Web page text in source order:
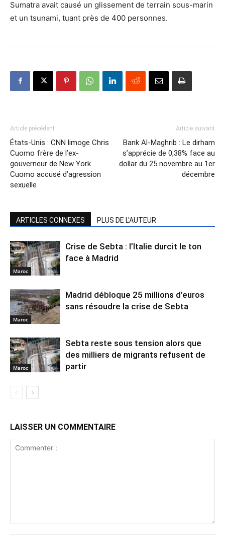
Sumatra avait causé un glissement de terrain sous-marin
et un tsunami, tuant près de 400 personnes.
Article précédent
États-Unis : CNN limoge Chris
Cuomo frère de l’ex-
gouverneur de New York
Cuomo accusé d’agression
sexuelle
Article suivant
Bank Al-Maghrib : Le dirham
s’apprécie de 0,38% face au
dollar du 25 novembre au 1er
décembre
ARTICLES CONNEXES PLUS DE L'AUTEUR
Maroc
Crise de Sebta : l’Italie durcit le ton
face à Madrid
Maroc
Madrid débloque 25 millions d’euros
sans résoudre la crise de Sebta
Maroc
Sebta reste sous tension alors que
des milliers de migrants refusent de
partir
LAISSER UN COMMENTAIRE